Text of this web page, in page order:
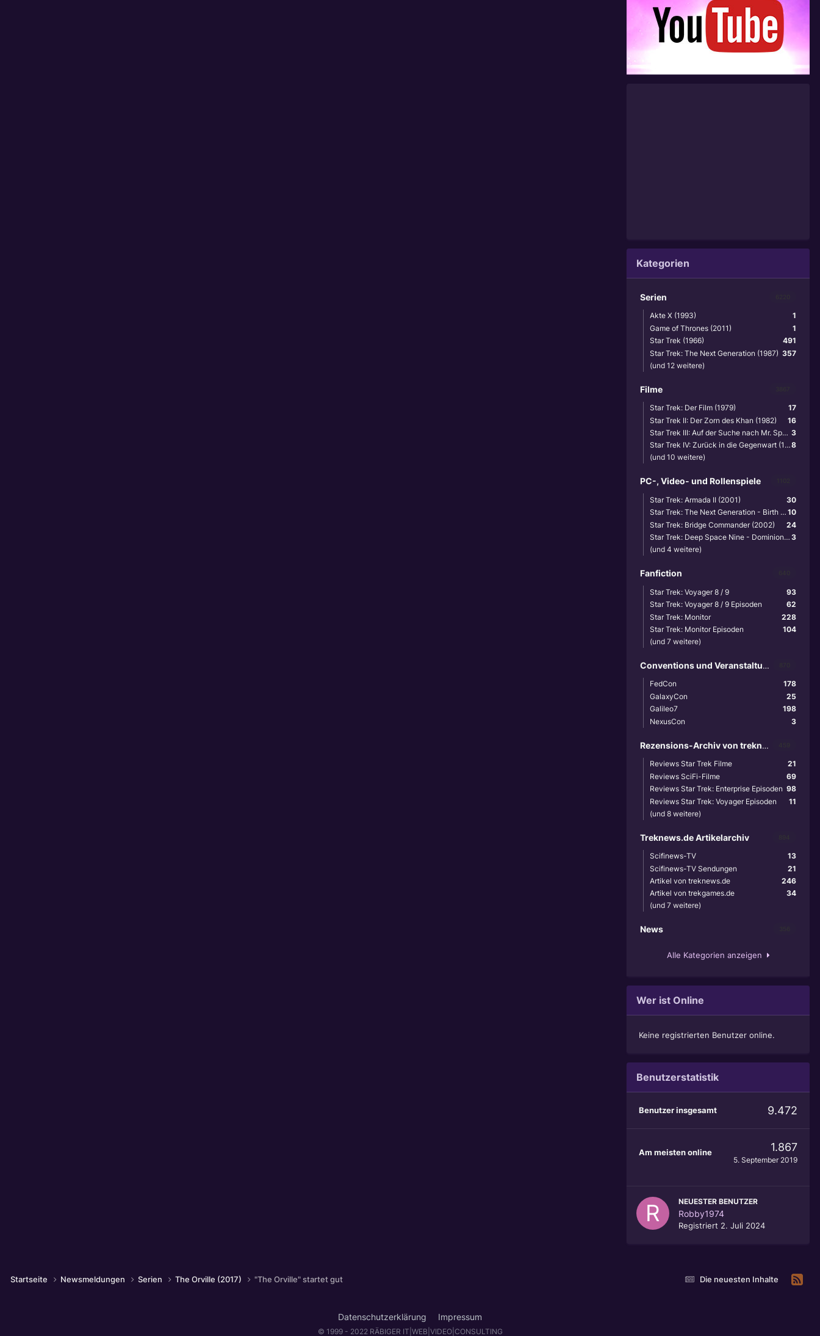
Kategorien
Serien
1
Akte X (1993)
1
Game of Thrones (2011)
491
Star Trek (1966)
357
Star Trek: The Next Generation (1987)
(und 12 weitere)
Filme
17
Star Trek: Der Film (1979)
16
Star Trek II: Der Zorn des Khan (1982)
3
Star Trek III: Auf der Suche nach Mr. Spock (1984)
8
Star Trek IV: Zurück in die Gegenwart (1986)
(und 10 weitere)
PC-, Video- und Rollenspiele
30
Star Trek: Armada II (2001)
10
Star Trek: The Next Generation - Birth of the Federation (1999)
24
Star Trek: Bridge Commander (2002)
3
Star Trek: Deep Space Nine - Dominion Wars (2001)
(und 4 weitere)
Fanfiction
93
Star Trek: Voyager 8 / 9
62
Star Trek: Voyager 8 / 9 Episoden
228
Star Trek: Monitor
104
Star Trek: Monitor Episoden
(und 7 weitere)
Conventions und Veranstaltungen
178
FedCon
25
GalaxyCon
198
Galileo7
3
NexusCon
Rezensions-Archiv von treknews.de
21
Reviews Star Trek Filme
69
Reviews SciFi-Filme
98
Reviews Star Trek: Enterprise Episoden
11
Reviews Star Trek: Voyager Episoden
(und 8 weitere)
Treknews.de Artikelarchiv
13
Scifinews-TV
21
Scifinews-TV Sendungen
246
Artikel von treknews.de
34
Artikel von trekgames.de
(und 7 weitere)
News
Alle Kategorien anzeigen
Wer ist Online
Keine registrierten Benutzer online.
Benutzerstatistik
Benutzer insgesamt 9.472
Am meisten online 1.867
5. September 2019
NEUESTER BENUTZER
Robby1974
Registriert 2. Juli 2024
Die neuesten Inhalte
Startseite Newsmeldungen Serien The Orville (2017) "The Orville" startet gut
Datenschutzerklärung Impressum
© 1999 - 2022 RÄBIGER IT|WEB|VIDEO|CONSULTING